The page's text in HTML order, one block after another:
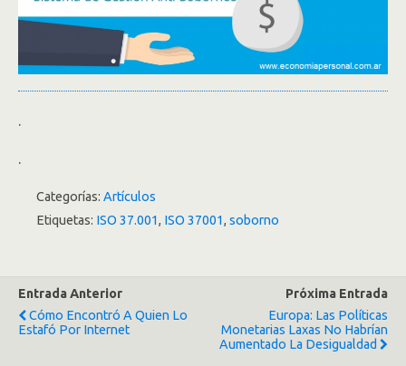
.
.
Categorías: Artículos
Etiquetas: ISO 37.001, ISO 37001, soborno
Entrada Anterior
Cómo Encontró A Quien Lo
Estafó Por Internet
Próxima Entrada
Europa: Las Políticas
Monetarias Laxas No Habrían
Aumentado La Desigualdad